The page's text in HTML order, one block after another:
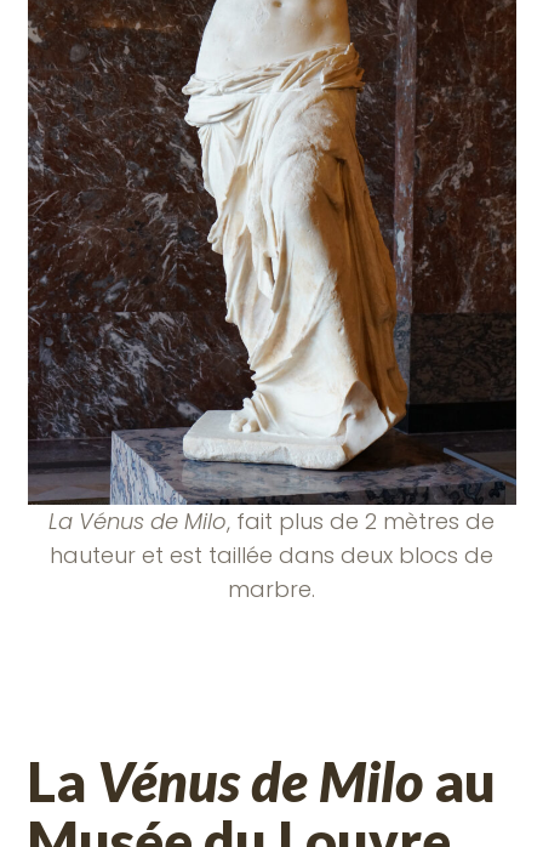
La Vénus de Milo, fait plus de 2 mètres de
hauteur et est taillée dans deux blocs de
marbre.
La Vénus de Milo au